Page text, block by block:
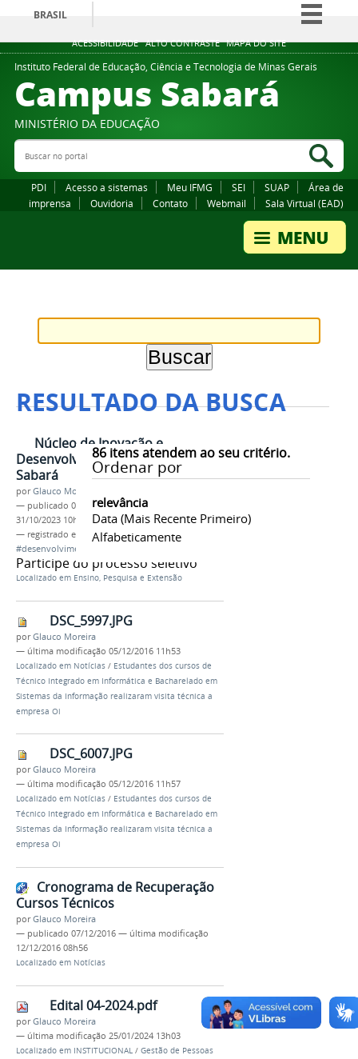
ACESSIBILIDADE ALTO CONTRASTE MAPA DO SITE
BRASIL
Simplifique!
Comunica BR
Participe
Legislação
Instituto Federal de Educação, Ciência e Tecnologia de Minas Gerais
Campus Sabará
MINISTÉRIO DA EDUCAÇÃO
Buscar no portal
PDI Acesso a sistemas Meu IFMG SEI SUAP
Área de
imprensa
Ouvidoria Contato Webmail Sala Virtual (EAD)
RESULTADO DA BUSCA
86itens atendem ao seu critério.
Ordenar por
relevância
Data (mais Recente Primeiro)
Alfabeticamente
Núcleo de Inovação e
Desenvolvimento Empresarial de
Sabará
porGlauco Moreira
— publicado 06/08/2019—última modificação
31/10/2023 10h49
— registrado em:
#NIDES #FEMT2019.2
#desenvolvimentolocal #sabará #ifmgsabará
Participe do processo seletivo
Localizado em Ensino, Pesquisa e Extensão
DSC_5997.JPG
porGlauco Moreira
— última modificação 05/12/2016 11h53
Localizado em Notícias / Estudantes dos cursos de
Técnico Integrado em Informática e Bacharelado em
Sistemas da Informação realizaram visita técnica a
empresa Oi
DSC_6007.JPG
porGlauco Moreira
— última modificação 05/12/2016 11h57
Localizado em Notícias / Estudantes dos cursos de
Técnico Integrado em Informática e Bacharelado em
Sistemas da Informação realizaram visita técnica a
empresa Oi
Cronograma de Recuperação
Cursos Técnicos
porGlauco Moreira
— publicado 07/12/2016 — última modificação
12/12/2016 08h56
Localizado em Notícias
Edital 04-2024.pdf
porGlauco Moreira
— última modificação 25/01/2024 13h03
Localizado em INSTITUCIONAL / Gestão de Pessoas